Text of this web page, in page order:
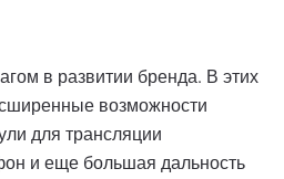
в развитии бренда. В этих
возможности
для трансляции
и еще большая дальность